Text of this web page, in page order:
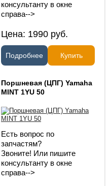
консультанту в окне
справа-->
Цена: 1990 руб.
Подробнее Купить
Поршневая (ЦПГ) Yamaha
MINT 1YU 50
Есть вопрос по
запчастям?
Звоните! Или пишите
консультанту в окне
справа-->